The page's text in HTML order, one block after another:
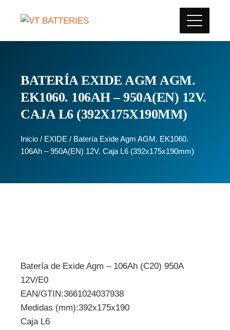
BATERÍA EXIDE AGM AGM.
EK1060. 106AH – 950A(EN) 12V.
CAJA L6 (392X175X190MM)
Inicio / EXIDE / Batería Exide Agm AGM. EK1060.
106Ah – 950A(EN) 12V. Caja L6 (392x175x190mm)
Batería de Exide Agm – 106Ah (C20) 950A
12V/E0
EAN/GTIN:3661024037938
Medidas (mm):392x175x190
Caja L6